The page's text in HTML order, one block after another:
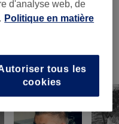
(1) 15 €
détails
d'analyse web, de
Politique en matière
tous les
cookies